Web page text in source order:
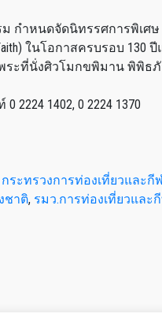
กำหนดจัดนิทรรศการพิเศษ
Faith) ในโอกาสครบรอบ
ระที่นั่งศิวโมกขพิมาน พิพิ
2224 1402, 0 2224 1370
กระทรวงการท่องเที่ยวและกี
ชาติ, รมว.การท่องเที่ยวและ